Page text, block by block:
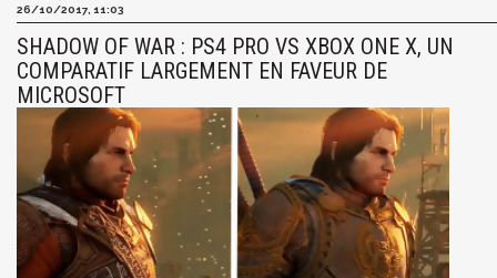
26/10/2017, 11:03
SHADOW OF WAR : PS4 PRO VS XBOX ONE X, UN
COMPARATIF LARGEMENT EN FAVEUR DE
MICROSOFT